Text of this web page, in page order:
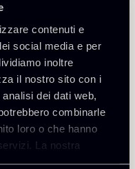
contenuti e
social media e per
inoltre
il nostro sito con i
dei dati web,
combinarle
loro o che hanno
La nostra
qui.
1 Mb